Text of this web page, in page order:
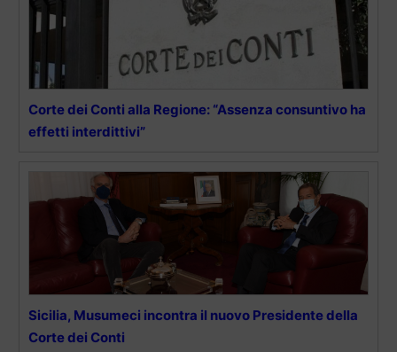
Corte dei Conti alla Regione: “Assenza consuntivo ha
effetti interdittivi”
Sicilia, Musumeci incontra il nuovo Presidente della
Corte dei Conti